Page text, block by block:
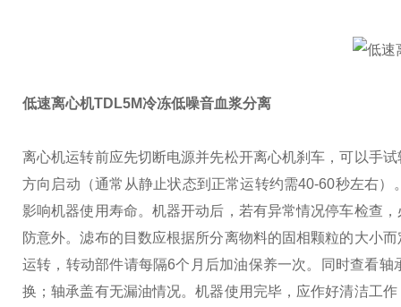
低速离心机TDL5M冷冻低噪音血浆分离
离心机运转前应先切断电源并先松开离心机刹车，可以手
方向启动（通常从静止状态到正常运转约需40-60秒左右）
影响机器使用寿命。 机器开动后，若有异常情况停车检查
防意外。滤布的目数应根据所分离物料的固相颗粒的大小
运转，转动部件请每隔6个月后加油保养一次。同时查看
换；轴承盖有无漏油情况。机器使用完毕，应作好清洁工